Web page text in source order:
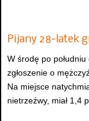
Pijany 28-latek
W środę po
zgłoszenie o
Na miejsce
nietrzeźwy, miał 1,4